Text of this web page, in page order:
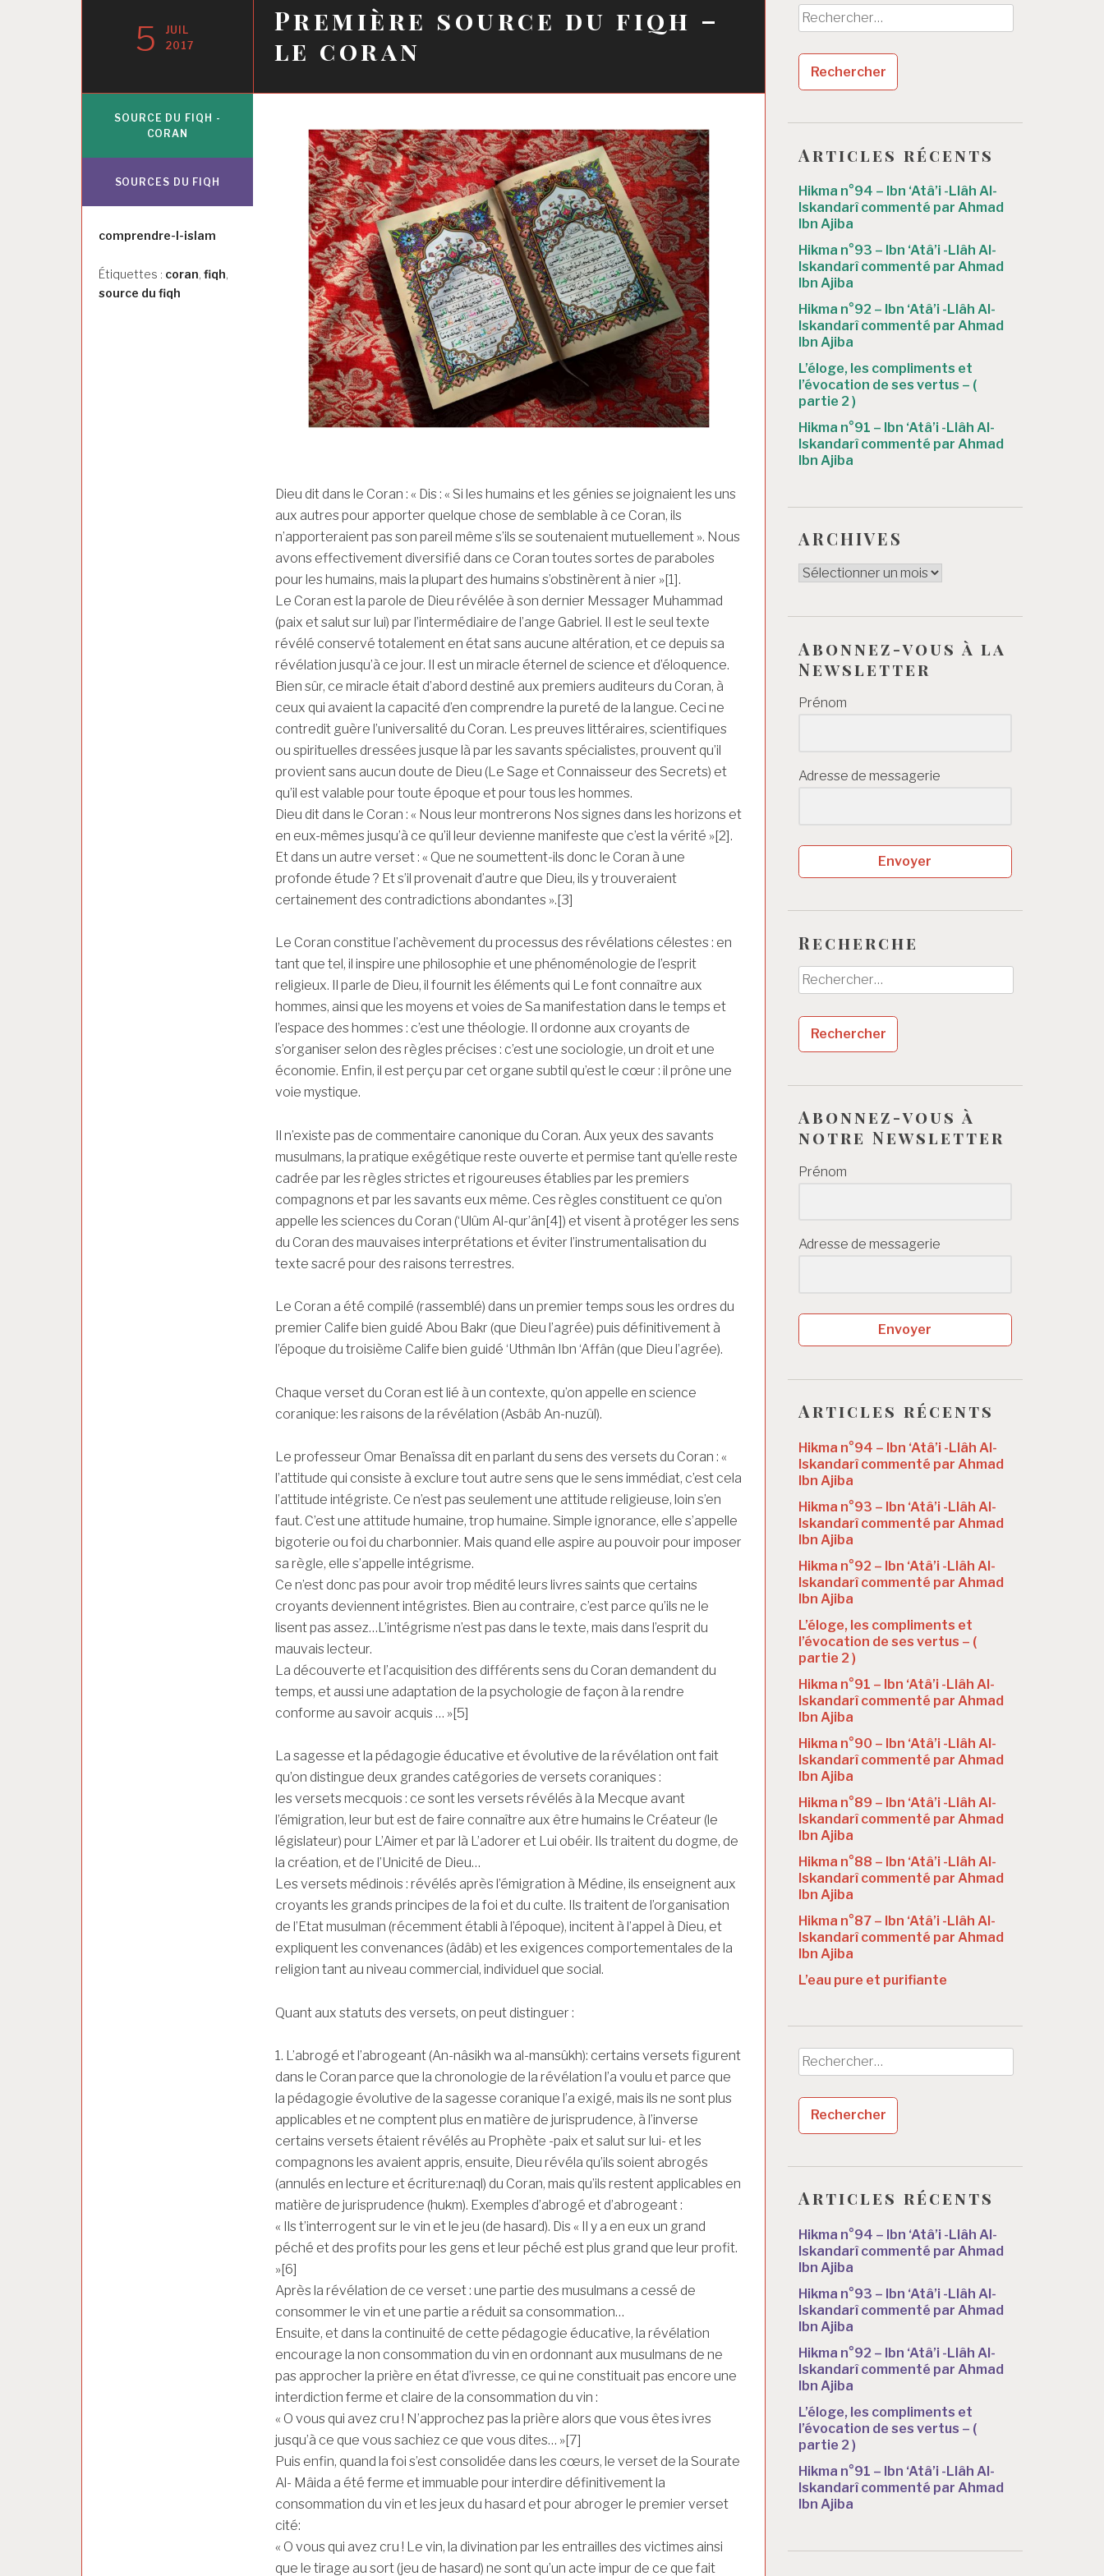
Première source du fiqh –
le coran
5
JUIL
2017
Dieu dit dans le Coran : « Dis : « Si les humains et les génies se joignaient les uns
aux autres pour apporter quelque chose de semblable à ce Coran, ils
n’apporteraient pas son pareil même s’ils se soutenaient mutuellement ». Nous
avons effectivement diversifié dans ce Coran toutes sortes de paraboles
pour les humains, mais la plupart des humains s’obstinèrent à nier »[1].
Le Coran est la parole de Dieu révélée à son dernier Messager Muhammad
(paix et salut sur lui) par l’intermédiaire de l’ange Gabriel. Il est le seul texte
révélé conservé totalement en état sans aucune altération, et ce depuis sa
révélation jusqu’à ce jour. Il est un miracle éternel de science et d’éloquence.
Bien sûr, ce miracle était d’abord destiné aux premiers auditeurs du Coran, à
ceux qui avaient la capacité d’en comprendre la pureté de la langue. Ceci ne
contredit guère l’universalité du Coran. Les preuves littéraires, scientifiques
ou spirituelles dressées jusque là par les savants spécialistes, prouvent qu’il
provient sans aucun doute de Dieu (Le Sage et Connaisseur des Secrets) et
qu’il est valable pour toute époque et pour tous les hommes.
Dieu dit dans le Coran : « Nous leur montrerons Nos signes dans les horizons et
en eux-mêmes jusqu’à ce qu’il leur devienne manifeste que c’est la vérité »[2].
Et dans un autre verset : « Que ne soumettent-ils donc le Coran à une
profonde étude ? Et s’il provenait d’autre que Dieu, ils y trouveraient
certainement des contradictions abondantes ».[3]
Le Coran constitue l’achèvement du processus des révélations célestes : en
tant que tel, il inspire une philosophie et une phénoménologie de l’esprit
religieux. Il parle de Dieu, il fournit les éléments qui Le font connaître aux
hommes, ainsi que les moyens et voies de Sa manifestation dans le temps et
l’espace des hommes : c’est une théologie. Il ordonne aux croyants de
s’organiser selon des règles précises : c’est une sociologie, un droit et une
économie. Enfin, il est perçu par cet organe subtil qu’est le cœur : il prône une
voie mystique.
Il n’existe pas de commentaire canonique du Coran. Aux yeux des savants
musulmans, la pratique exégétique reste ouverte et permise tant qu’elle reste
cadrée par les règles strictes et rigoureuses établies par les premiers
compagnons et par les savants eux même. Ces règles constituent ce qu’on
appelle les sciences du Coran (‘Ulûm Al-qur’ân[4]) et visent à protéger les sens
du Coran des mauvaises interprétations et éviter l’instrumentalisation du
texte sacré pour des raisons terrestres.
Le Coran a été compilé (rassemblé) dans un premier temps sous les ordres du
premier Calife bien guidé Abou Bakr (que Dieu l’agrée) puis définitivement à
l’époque du troisième Calife bien guidé ‘Uthmân Ibn ‘Affân (que Dieu l’agrée).
Chaque verset du Coran est lié à un contexte, qu’on appelle en science
coranique: les raisons de la révélation (Asbâb An-nuzûl).
Le professeur Omar Benaïssa dit en parlant du sens des versets du Coran : «
l’attitude qui consiste à exclure tout autre sens que le sens immédiat, c’est cela
l’attitude intégriste. Ce n’est pas seulement une attitude religieuse, loin s’en
faut. C’est une attitude humaine, trop humaine. Simple ignorance, elle s’appelle
bigoterie ou foi du charbonnier. Mais quand elle aspire au pouvoir pour imposer
sa règle, elle s’appelle intégrisme.
Ce n’est donc pas pour avoir trop médité leurs livres saints que certains
croyants deviennent intégristes. Bien au contraire, c’est parce qu’ils ne le
lisent pas assez…L’intégrisme n’est pas dans le texte, mais dans l’esprit du
mauvais lecteur.
La découverte et l’acquisition des différents sens du Coran demandent du
temps, et aussi une adaptation de la psychologie de façon à la rendre
conforme au savoir acquis … »[5]
La sagesse et la pédagogie éducative et évolutive de la révélation ont fait
qu’on distingue deux grandes catégories de versets coraniques :
les versets mecquois : ce sont les versets révélés à la Mecque avant
l’émigration, leur but est de faire connaître aux être humains le Créateur (le
législateur) pour L’Aimer et par là L’adorer et Lui obéir. Ils traitent du dogme, de
la création, et de l’Unicité de Dieu…
Les versets médinois : révélés après l’émigration à Médine, ils enseignent aux
croyants les grands principes de la foi et du culte. Ils traitent de l’organisation
de l’Etat musulman (récemment établi à l’époque), incitent à l’appel à Dieu, et
expliquent les convenances (âdâb) et les exigences comportementales de la
religion tant au niveau commercial, individuel que social.
Quant aux statuts des versets, on peut distinguer :
1. L’abrogé et l’abrogeant (An-nâsikh wa al-mansûkh): certains versets figurent
dans le Coran parce que la chronologie de la révélation l’a voulu et parce que
la pédagogie évolutive de la sagesse coranique l’a exigé, mais ils ne sont plus
applicables et ne comptent plus en matière de jurisprudence, à l’inverse
certains versets étaient révélés au Prophète -paix et salut sur lui- et les
compagnons les avaient appris, ensuite, Dieu révéla qu’ils soient abrogés
(annulés en lecture et écriture:naql) du Coran, mais qu’ils restent applicables en
matière de jurisprudence (hukm). Exemples d’abrogé et d’abrogeant :
« Ils t’interrogent sur le vin et le jeu (de hasard). Dis « Il y a en eux un grand
péché et des profits pour les gens et leur péché est plus grand que leur profit.
»[6]
Après la révélation de ce verset : une partie des musulmans a cessé de
consommer le vin et une partie a réduit sa consommation…
Ensuite, et dans la continuité de cette pédagogie éducative, la révélation
encourage la non consommation du vin en ordonnant aux musulmans de ne
pas approcher la prière en état d’ivresse, ce qui ne constituait pas encore une
interdiction ferme et claire de la consommation du vin :
« O vous qui avez cru ! N’approchez pas la prière alors que vous êtes ivres
jusqu’à ce que vous sachiez ce que vous dites… »[7]
Puis enfin, quand la foi s’est consolidée dans les cœurs, le verset de la Sourate
Al- Mâida a été ferme et immuable pour interdire définitivement la
consommation du vin et les jeux du hasard et pour abroger le premier verset
cité:
« O vous qui avez cru ! Le vin, la divination par les entrailles des victimes ainsi
que le tirage au sort (jeu de hasard) ne sont qu’un acte impur de ce que fait
SOURCE DU FIQH -
CORAN
SOURCES DU FIQH
Auteur
comprendre-l-islam
Étiquettes : coran,fiqh,
source du fiqh
Rechercher :
Articles récents
Hikma n°94 – Ibn ‘Atâ’i -Llâh Al-
Iskandarî commenté par Ahmad
Ibn Ajiba
Hikma n°93 – Ibn ‘Atâ’i -Llâh Al-
Iskandarî commenté par Ahmad
Ibn Ajiba
Hikma n°92 – Ibn ‘Atâ’i -Llâh Al-
Iskandarî commenté par Ahmad
Ibn Ajiba
L’éloge, les compliments et
l’évocation de ses vertus – (
partie 2 )
Hikma n°91 – Ibn ‘Atâ’i -Llâh Al-
Iskandarî commenté par Ahmad
Ibn Ajiba
ARCHIVES
ARCHIVES
Abonnez-vous à la
Newsletter
Prénom
Adresse de messagerie
Envoyer
Recherche
Rechercher :
Abonnez-vous à
notre Newsletter
Prénom
Adresse de messagerie
Envoyer
Articles récents
Hikma n°94 – Ibn ‘Atâ’i -Llâh Al-
Iskandarî commenté par Ahmad
Ibn Ajiba
Hikma n°93 – Ibn ‘Atâ’i -Llâh Al-
Iskandarî commenté par Ahmad
Ibn Ajiba
Hikma n°92 – Ibn ‘Atâ’i -Llâh Al-
Iskandarî commenté par Ahmad
Ibn Ajiba
L’éloge, les compliments et
l’évocation de ses vertus – (
partie 2 )
Hikma n°91 – Ibn ‘Atâ’i -Llâh Al-
Iskandarî commenté par Ahmad
Ibn Ajiba
Hikma n°90 – Ibn ‘Atâ’i -Llâh Al-
Iskandarî commenté par Ahmad
Ibn Ajiba
Hikma n°89 – Ibn ‘Atâ’i -Llâh Al-
Iskandarî commenté par Ahmad
Ibn Ajiba
Hikma n°88 – Ibn ‘Atâ’i -Llâh Al-
Iskandarî commenté par Ahmad
Ibn Ajiba
Hikma n°87 – Ibn ‘Atâ’i -Llâh Al-
Iskandarî commenté par Ahmad
Ibn Ajiba
L’eau pure et purifiante
Rechercher :
Articles récents
Hikma n°94 – Ibn ‘Atâ’i -Llâh Al-
Iskandarî commenté par Ahmad
Ibn Ajiba
Hikma n°93 – Ibn ‘Atâ’i -Llâh Al-
Iskandarî commenté par Ahmad
Ibn Ajiba
Hikma n°92 – Ibn ‘Atâ’i -Llâh Al-
Iskandarî commenté par Ahmad
Ibn Ajiba
L’éloge, les compliments et
l’évocation de ses vertus – (
partie 2 )
Hikma n°91 – Ibn ‘Atâ’i -Llâh Al-
Iskandarî commenté par Ahmad
Ibn Ajiba